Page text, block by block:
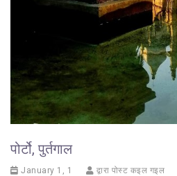
पोर्टो, पुर्तगाल
January 1, 1
द्वारा पोस्ट कइल गइल